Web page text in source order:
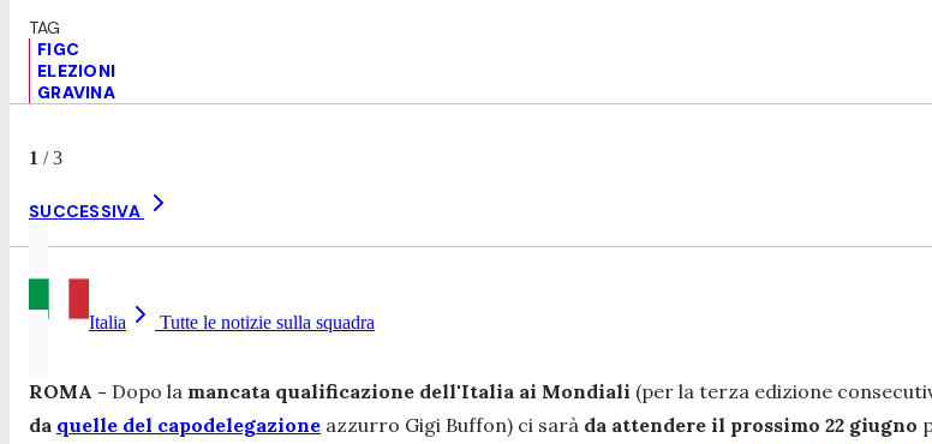
FIGC
ELEZIONI
GRAVINA
1 /3
SUCCESSIVA
Italia Tutte le notizie sulla squadra
ROMA - Dopo la mancata qualificazione dell'Italia ai Mondiali (per la terza edizione
da quelle del capodelegazione azzurro Gigi Buffon) ci sarà da attendere il prossimo 22 giugno